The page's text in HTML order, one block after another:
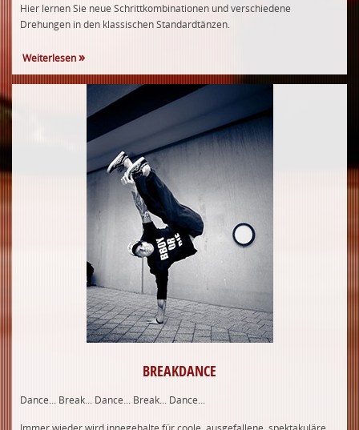
Hier lernen Sie neue Schrittkombinationen und verschiedene
Drehungen in den klassischen Standardtänzen.
Weiterlesen
BREAKDANCE
Dance... Break... Dance... Break... Dance...